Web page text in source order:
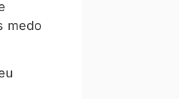
medo